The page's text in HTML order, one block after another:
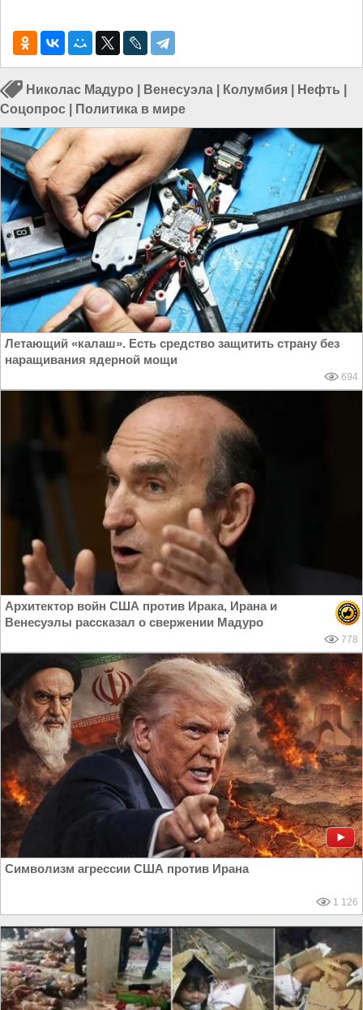
Николас Мадуро Венесуэла Колумбия Нефть
Соцопрос
Политика в мире
Летающий «калаш». Есть средство защитить страну без
наращивания ядерной мощи
694
Архитектор войн США против Ирака, Ирана и
Венесуэлы рассказал о свержении Мадуро
778
Символизм агрессии США против Ирана
1 126